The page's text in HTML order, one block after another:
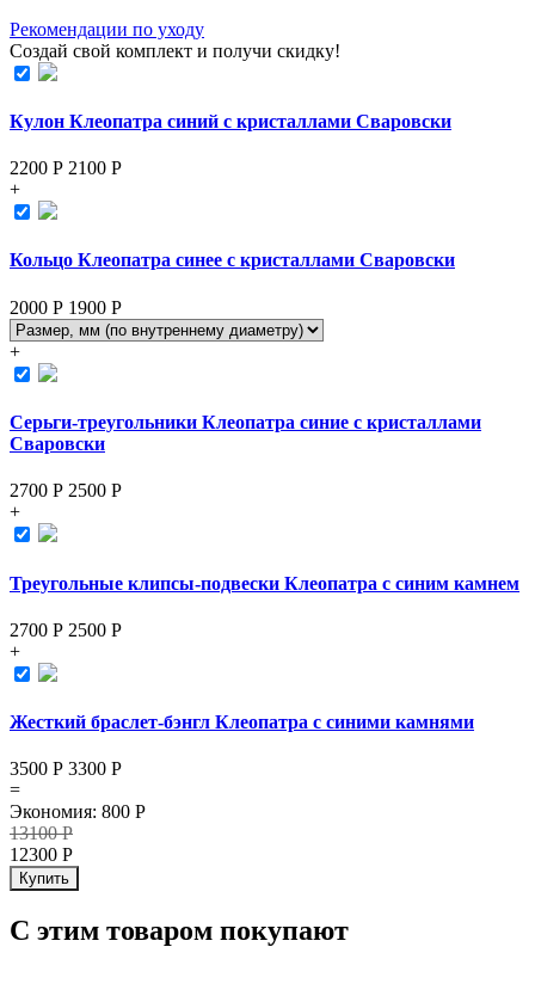
Рекомендации по уходу
Создай свой комплект и получи скидку!
Кулон Клеопатра синий с кристаллами Сваровски
2200 Р 2100 Р
+
Кольцо Клеопатра синее с кристаллами Сваровски
2000 Р 1900 Р
+
Серьги-треугольники Клеопатра синие с кристаллами
Сваровски
2700 Р 2500 Р
+
Треугольные клипсы-подвески Клеопатра с синим камнем
2700 Р 2500 Р
+
Жесткий браслет-бэнгл Клеопатра с синими камнями
3500 Р 3300 Р
=
Экономия: 800 Р
13100Р
12300 Р
Купить
С этим товаром покупают